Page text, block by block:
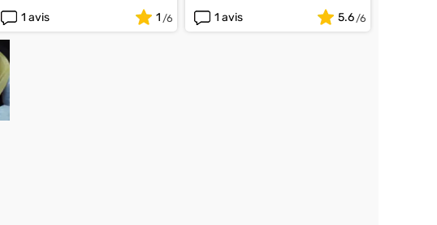
1 avis
1
1 avis
5.6